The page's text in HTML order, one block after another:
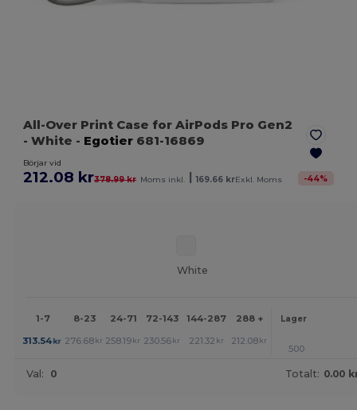
All-Over Print Case for AirPods Pro Gen2
- White - Egotier 681-16869
Börjar vid
212.08 kr378.99 kr Moms inkl. 169.66 krExkl. Moms -44%
White
1-7 8-23 24-71 72-143 144-287 288 + Mer
Lager
313.54kr 276.68 kr 258.19 kr 230.56 kr 221.32 kr 212.08 kr
500
Val: 0 Totalt: 0.00